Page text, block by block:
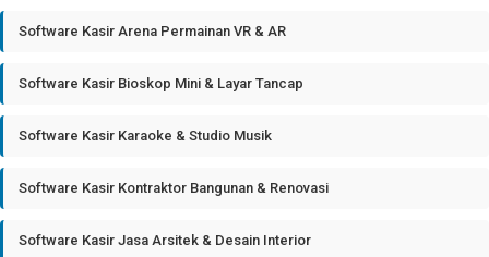
Software Kasir Arena Permainan VR & AR
Software Kasir Bioskop Mini & Layar Tancap
Software Kasir Karaoke & Studio Musik
Software Kasir Kontraktor Bangunan & Renovasi
Software Kasir Jasa Arsitek & Desain Interior